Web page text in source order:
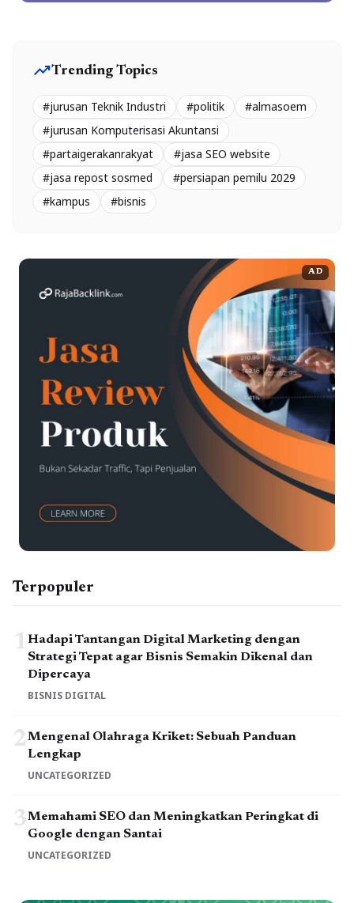
trending_upTrending Topics
#jurusan Teknik Industri #politik
#almasoem
#jurusan Komputerisasi Akuntansi
#partaigerakanrakyat
#jasa SEO website
#jasa repost sosmed
#persiapan pemilu 2029
#kampus
#bisnis
AD
Terpopuler
1Hadapi Tantangan Digital Marketing dengan
Strategi Tepat agar Bisnis Semakin Dikenal dan
Dipercaya
BISNIS DIGITAL
2Mengenal Olahraga Kriket: Sebuah Panduan
Lengkap
UNCATEGORIZED
3Memahami SEO dan Meningkatkan Peringkat di
Google dengan Santai
UNCATEGORIZED